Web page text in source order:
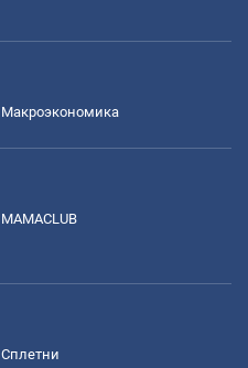
Mакроэкономика
MAMACLUB
Сплетни